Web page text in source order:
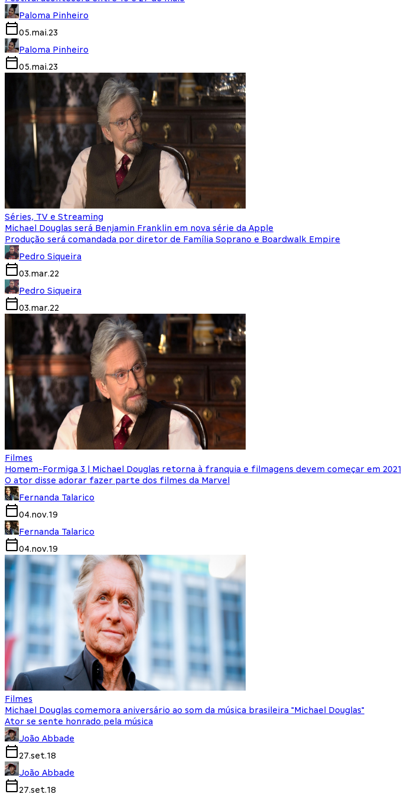
Paloma Pinheiro
05.mai.23
Paloma Pinheiro
05.mai.23
Séries, TV e Streaming
Michael Douglas será Benjamin Franklin em nova série da Apple
Produção será comandada por diretor de Família Soprano e Boardwalk Empire
Pedro Siqueira
03.mar.22
Pedro Siqueira
03.mar.22
Filmes
Homem-Formiga 3 | Michael Douglas retorna à franquia e filmagens devem começar em 2021
O ator disse adorar fazer parte dos filmes da Marvel
Fernanda Talarico
04.nov.19
Fernanda Talarico
04.nov.19
Filmes
Michael Douglas comemora aniversário ao som da música brasileira "Michael Douglas"
Ator se sente honrado pela música
João Abbade
27.set.18
João Abbade
27.set.18